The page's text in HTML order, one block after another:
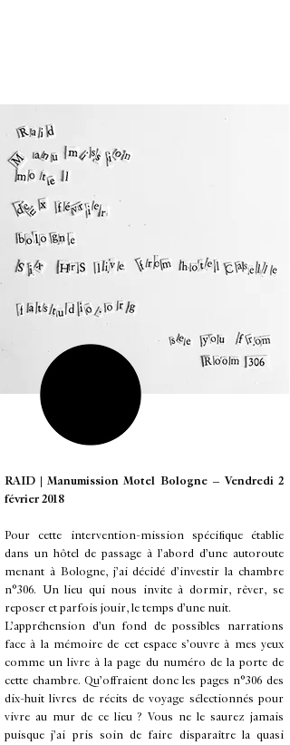
RAID | Manumission Motel Bologne – Vendredi 2
février 2018
Pour cette intervention-mission spécifique établie
dans un hôtel de passage à l’abord d’une autoroute
menant à Bologne, j’ai décidé d’investir la chambre
n°306. Un lieu qui nous invite à dormir, rêver, se
reposer et parfois jouir, le temps d’une nuit.
​L’appréhension d’un fond de possibles narrations
face à la mémoire de cet espace s’ouvre à mes yeux
comme un livre à la page du numéro de la porte de
cette chambre. Qu’offraient donc les pages n°306 des
dix-huit livres de récits de voyage sélectionnés pour
vivre au mur de ce lieu ? Vous ne le saurez jamais
puisque j’ai pris soin de faire disparaître la quasi